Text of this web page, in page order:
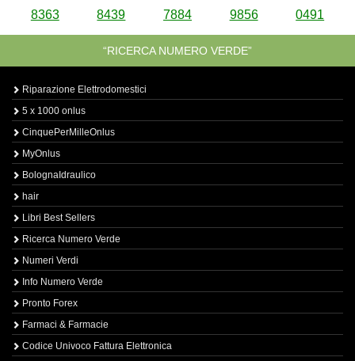
8363 8439 7884 9856 0491
“RICERCA NUMERO VERDE”
Riparazione Elettrodomestici
5 x 1000 onlus
CinquePerMilleOnlus
MyOnlus
BolognaIdraulico
hair
Libri Best Sellers
Ricerca Numero Verde
Numeri Verdi
Info Numero Verde
Pronto Forex
Farmaci & Farmacie
Codice Univoco Fattura Elettronica